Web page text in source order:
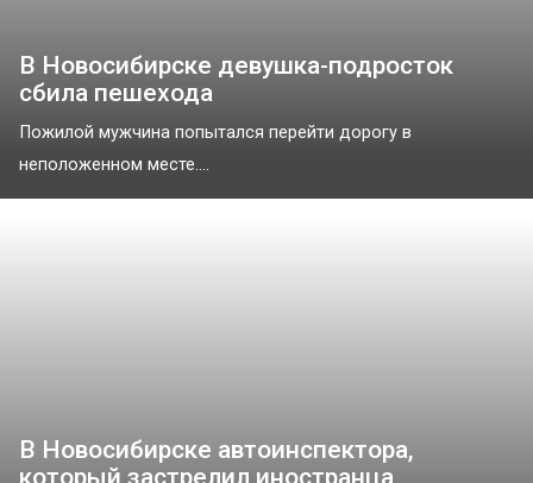
В Новосибирске девушка-подросток
сбила пешехода
Пожилой мужчина попытался перейти дорогу в
неположенном месте....
В Новосибирске автоинспектора,
который застрелил иностранца,